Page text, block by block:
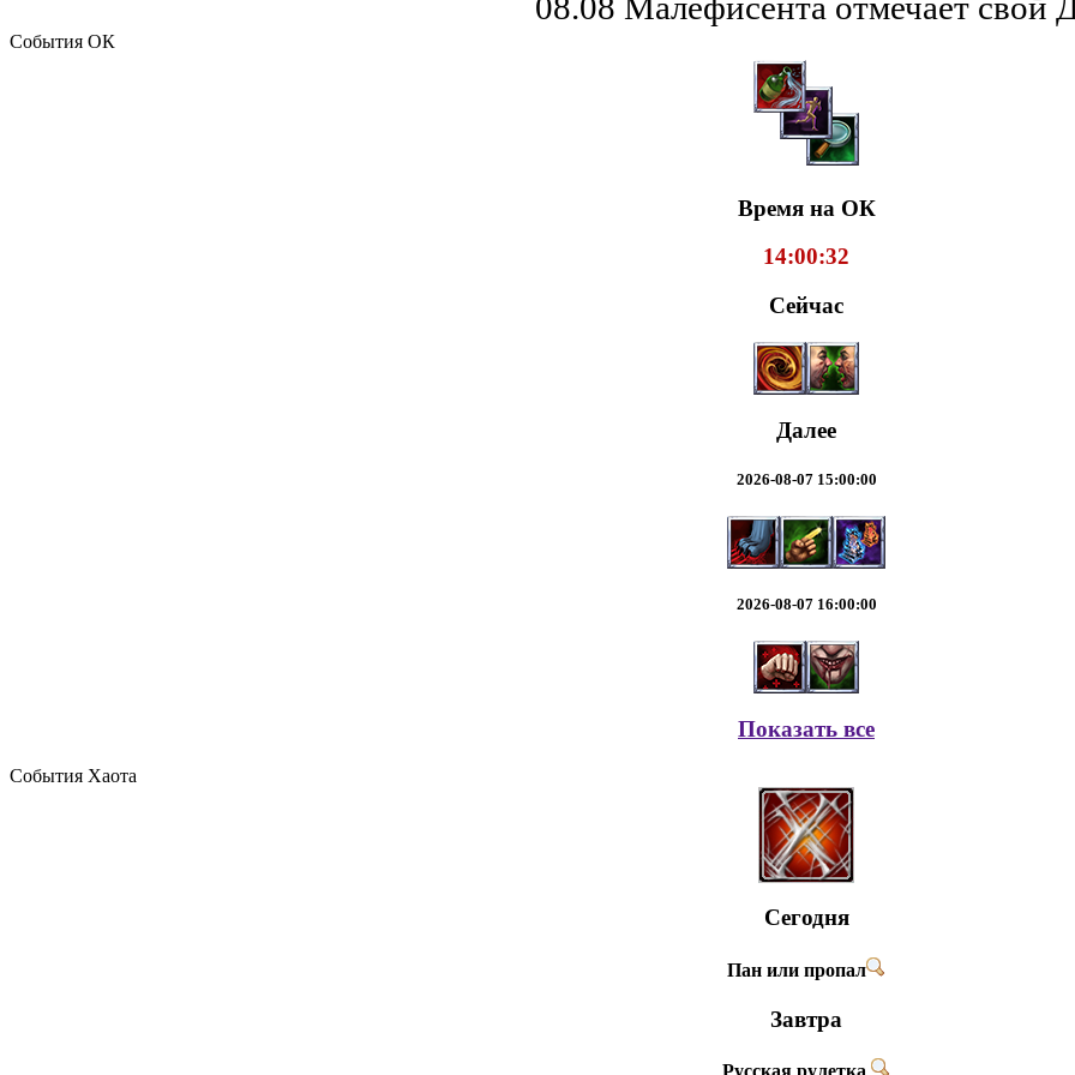
События ОК
Время на ОК
14:00:33
Сейчас
Далее
2026-08-07 15:00:00
2026-08-07 16:00:00
Показать все
События Хаота
Сегодня
Пан или пропал
Завтра